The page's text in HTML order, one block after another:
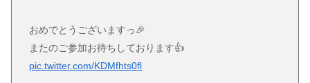
おめでとうございますっ🎉
またのご参加お待ちしております👍
pic.twitter.com/KDMfhts0fl